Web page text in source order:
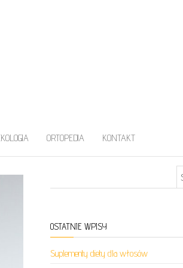
ORTOPEDIA KONTAKT
OSTATNIE WPISY
Suplementy diety dla włosów